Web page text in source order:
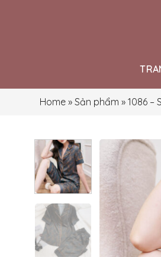
Home » Sản phẩm » 1086 –